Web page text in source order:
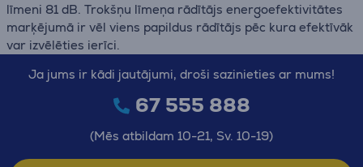
līmeni 81 dB. Trokšņu līmeņa rādītājs energoefektivitātes
marķējumā ir vēl viens papildus rādītājs pēc kura efektīvāk
var izvēlēties ierīci.
Ja jums ir kādi jautājumi, droši sazinieties ar mums!
67 555 888
(Mēs atbildam 10-21, Sv. 10-19)